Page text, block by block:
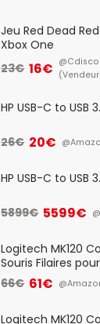
Jeu Red Dead
Xbox One
23€ 16€ (Vendeur
HP USB-C to USB
26€ 20€
HP USB-C to USB
5899€ 5599€
Logitech MK120
Souris Filaires
Optique Filaire,
And Play,
QWERTY UK - Noir
66€ 61€
Logitech MK120